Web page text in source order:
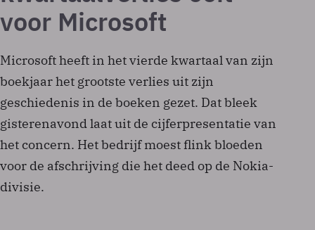
voor Microsoft
Microsoft heeft in het vierde kwartaal van zijn
boekjaar het grootste verlies uit zijn
geschiedenis in de boeken gezet. Dat bleek
gisterenavond laat uit de cijferpresentatie van
het concern. Het bedrijf moest flink bloeden
voor de afschrijving die het deed op de Nokia-
divisie.